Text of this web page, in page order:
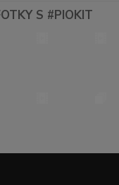
S #PIOKIT